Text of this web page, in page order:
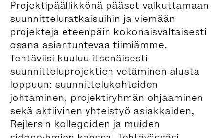
Projektipäällikkönä pääset vaikuttamaan
suunnitteluratkaisuihin ja viemään
projekteja eteenpäin kokonaisvaltaisesti
osana asiantuntevaa tiimiämme.
Tehtäviisi kuuluu itsenäisesti
suunnitteluprojektien vetäminen alusta
loppuun: suunnittelukohteiden
johtaminen, projektiryhmän ohjaaminen
sekä aktiivinen yhteistyö asiakkaiden,
Rejlersin kollegoiden ja muiden